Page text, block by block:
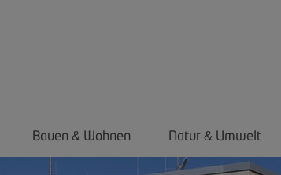
Bauen & Wohnen Natur & Umwelt